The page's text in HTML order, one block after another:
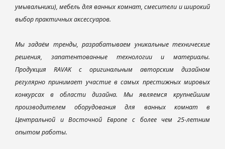
умывальники), мебель для ванных комнат, смесители и широкий
выбор практичных аксессуаров.
Мы задаём тренды, разрабатываем уникальные технические
решения, запатентованные технологии и материалы.
Продукция RAVAK с оригинальным авторским дизайном
регулярно принимает участие в самых престижных мировых
конкурсах в области дизайна. Мы являемся крупнейшим
производителем оборудования для ванных комнат в
Центральной и Восточной Европе с более чем 25-летним
опытом работы.